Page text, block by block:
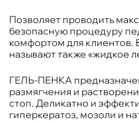
Позволяет проводить
безопасную процедуру
комфортом для клиентов.
называют также «жидкое
ГЕЛЬ-ПЕНКА
размягчения и
стоп. Деликатно и
гиперкератоз, мозоли и